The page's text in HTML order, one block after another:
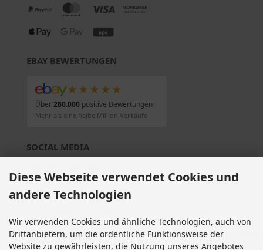
EBAY BEWERTUNGEN
★★★★★
Über280.000positive Bewertungen
Mehr als eine halbe Million Verkäufe
SOCIAL MEDIA
entsprechen dem bisherigen Preis bei Motorradteile & Motorrad Ersatzteile.
Motorradteile & Motorrad Ersatzteile © 2026 | Template © 2009-2026 by modified
eCommerce Shopsoftware
Diese Webseite verwendet Cookies und
andere Technologien
Wir verwenden Cookies und ähnliche Technologien, auch von
Drittanbietern, um die ordentliche Funktionsweise der
Website zu gewährleisten, die Nutzung unseres Angebotes